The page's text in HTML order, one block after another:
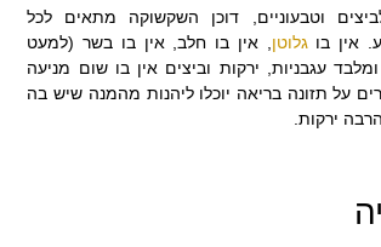
וטבעוניים, דוכן השקשוקה מתאים לכל
אין בוגלוטן, אין בו חלב, אין בו בשר (למעט
עגבניות, ירקות וביצים אין בו שום מניעה
על תזונה בריאה יוכלו ליהנות מהמנה שיש בה
ירקות.